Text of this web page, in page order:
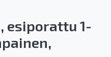
esiporattu 1-